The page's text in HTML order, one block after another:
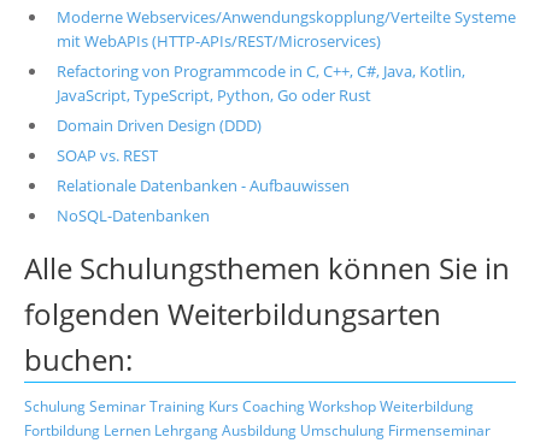
Moderne Webservices/Anwendungskopplung/Verteilte Systeme
mit WebAPIs (HTTP-APIs/REST/Microservices)
Refactoring von Programmcode in C, C++, C#, Java, Kotlin,
JavaScript, TypeScript, Python, Go oder Rust
Domain Driven Design (DDD)
SOAP vs. REST
Relationale Datenbanken - Aufbauwissen
NoSQL-Datenbanken
Alle Schulungsthemen können Sie in
folgenden Weiterbildungsarten
buchen:
SchulungSeminarTraining Kurs CoachingWorkshopWeiterbildung
Fortbildung Lernen LehrgangAusbildung Umschulung Firmenseminar